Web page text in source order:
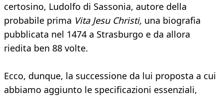
certosino, Ludolfo di Sassonia, autore della
probabile prima Vita Jesu Christi, una biografia
pubblicata nel 1474 a Strasburgo e da allora
riedita ben 88 volte.
Ecco, dunque, la successione da lui proposta a cui
abbiamo aggiunto le specificazioni essenziali,